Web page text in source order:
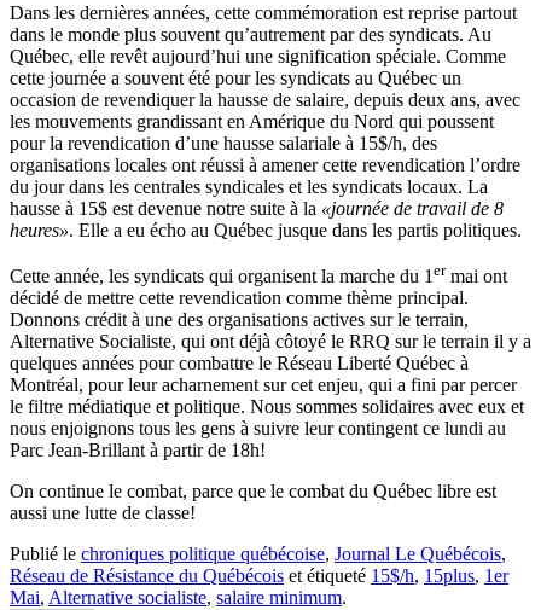
Dans les dernières années, cette commémoration est reprise partout
dans le monde plus souvent qu’autrement par des syndicats. Au
Québec, elle revêt aujourd’hui une signification spéciale. Comme
cette journée a souvent été pour les syndicats au Québec un
occasion de revendiquer la hausse de salaire, depuis deux ans, avec
les mouvements grandissant en Amérique du Nord qui poussent
pour la revendication d’une hausse salariale à 15$/h, des
organisations locales ont réussi à amener cette revendication l’ordre
du jour dans les centrales syndicales et les syndicats locaux. La
hausse à 15$ est devenue notre suite à la «journée de travail de 8
heures». Elle a eu écho au Québec jusque dans les partis politiques.
Cette année, les syndicats qui organisent la marche du 1 ermai ont
décidé de mettre cette revendication comme thème principal.
Donnons crédit à une des organisations actives sur le terrain,
Alternative Socialiste, qui ont déjà côtoyé le RRQ sur le terrain il y a
quelques années pour combattre le Réseau Liberté Québec à
Montréal, pour leur acharnement sur cet enjeu, qui a fini par percer
le filtre médiatique et politique. Nous sommes solidaires avec eux et
nous enjoignons tous les gens à suivre leur contingent ce lundi au
Parc Jean-Brillant à partir de 18h!
On continue le combat, parce que le combat du Québec libre est
aussi une lutte de classe!
Publié le chroniques politique québécoise, Journal Le Québécois,
Réseau de Résistance du Québécois et étiqueté 15$/h, 15plus, 1er
Mai, Alternative socialiste, salaire minimum.